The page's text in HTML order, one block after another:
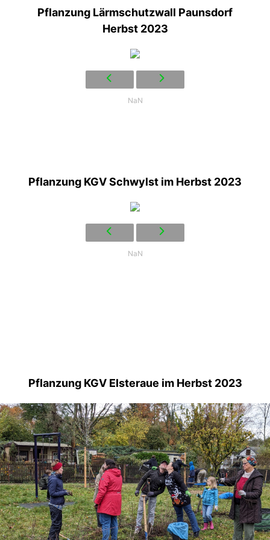
Pflanzung Lärmschutzwall Paunsdorf
Herbst 2023
NaN
Pflanzung KGV Schwylst im Herbst 2023
NaN
Pflanzung KGV Elsteraue im Herbst 2023